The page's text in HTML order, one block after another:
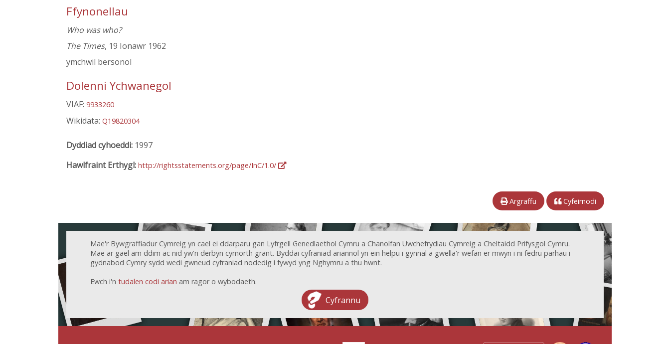
Ffynonellau
Who was who?
The Times, 19 Ionawr 1962
ymchwil bersonol
Dolenni Ychwanegol
VIAF: 9933260
Wikidata: Q19820304
Dyddiad cyhoeddi: 1997
Hawlfraint Erthygl: http://rightsstatements.org/page/InC/1.0/
Argraffu Cyfeirnodi
Mae'r Bywgraffiadur Cymreig yn cael ei ddarparu gan Lyfrgell Genedlaethol Cymru a Chanolfan Uwchefrydiau Cymreig a Cheltaidd Prifysgol Cymru.
Mae ar gael am ddim ac nid yw'n derbyn cymorth grant. Byddai cyfraniad ariannol yn ein helpu i gynnal a gwella'r wefan er mwyn i ni fedru parhau i
gydnabod Cymry sydd wedi gwneud cyfraniad nodedig i fywyd yng Nghymru a thu hwnt.
Ewch i'n tudalen codi arian am ragor o wybodaeth.
Cyfrannu